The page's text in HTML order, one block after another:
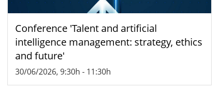
Conference 'Talent and artificial
intelligence management: strategy, ethics
and future'
30/06/2026, 9:30h - 11:30h